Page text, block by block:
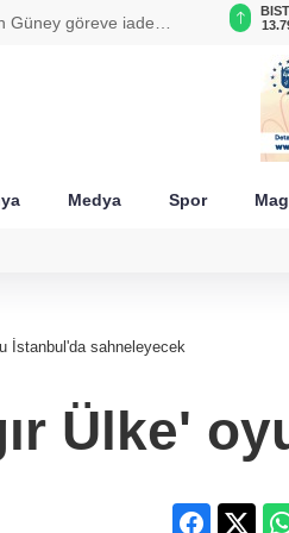
Güney göreve iade
0,0018
6.480,96
Medya Spor
İstanbul'da sahneleyecek
Ülke'